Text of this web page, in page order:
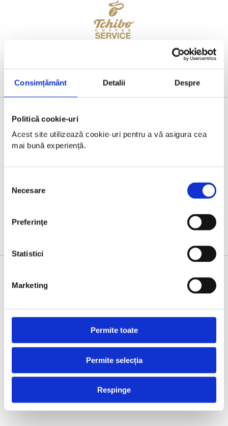
Consimțământ Detalii Despre
Politică cookie-uri
Acest site utilizează cookie-uri pentru a vă asigura cea
mai bună experiență.
consimțământului
Necesare
Preferinţe
Statistici
Marketing
Permite toate
Permite selecția
Respinge
BRONZE PARTNER